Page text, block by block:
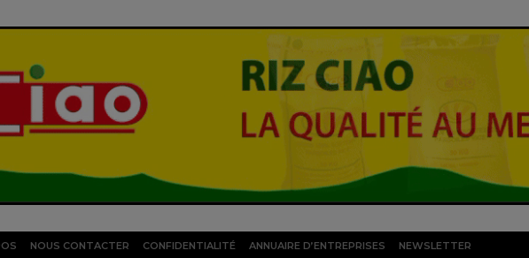
NOUS CONTACTER CONFIDENTIALITÉ ANNUAIRE D’ENTREPRISES NEWSLETTER